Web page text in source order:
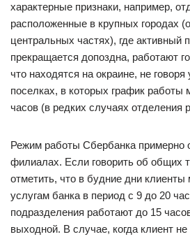
характерные признаки, например,
расположенные в крупных городах
центральных частях), где активный
прекращается допоздна, работают
что находятся на окраине, не
поселках, в которых график работы
часов (в редких случаях отделения
Режим работы Сбербанка примерно
филиалах. Если говорить об общих
отметить, что в будние дни клиенты
услугам банка в период с 9 до 20
подразделения работают до 15
выходной. В случае, когда клиент не